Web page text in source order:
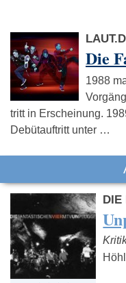
Die
1988
tritt in Erscheinung.
Debütauftritt unter …
DIE